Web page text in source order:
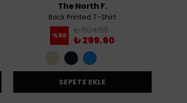
The North F.
Back Printed T-Shirt
%50 ₺ 604.89
₺ 299.90
SEPETE EKLE